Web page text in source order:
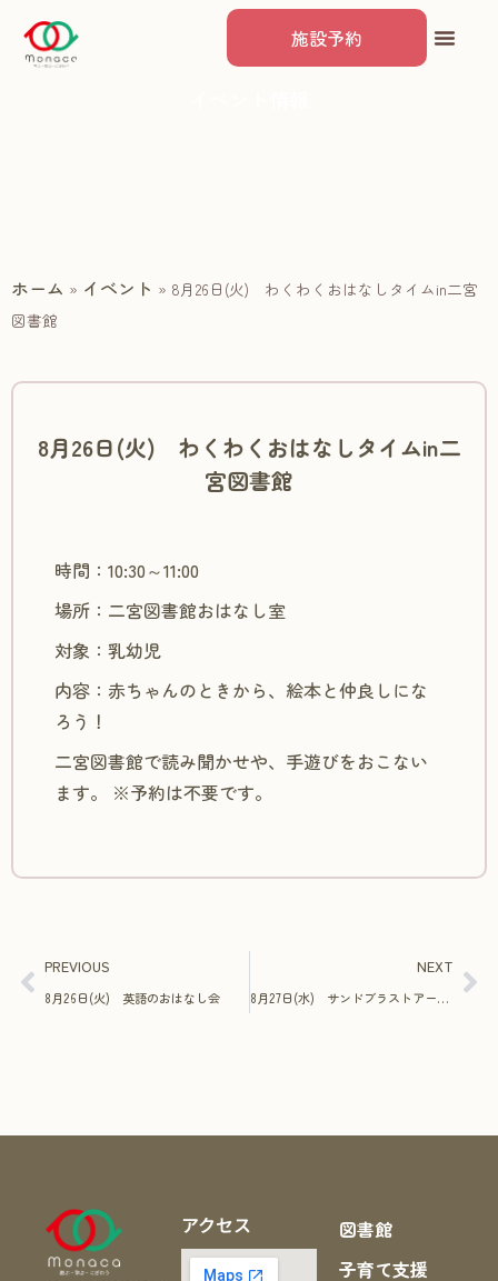
施設予約
ホーム » イベント » 8月26日(火) わくわくおはなしタイムin二宮
図書館
8月26日(火) わくわくおはなしタイムin二
宮図書館
時間：10:30～11:00
場所：二宮図書館おはなし室
対象：乳幼児
内容：赤ちゃんのときから、絵本と仲良しにな
ろう！
二宮図書館で読み聞かせや、手遊びをおこない
ます。 ※予約は不要です。
PREVIOUS
8月26日(火) 英語のおはなし会
NEXT
8月27日(水) サンドブラストアート体験 ～「真心工房」ｉｎ ｍｏｎａｃａ～
アクセス
図書館
子育て支援